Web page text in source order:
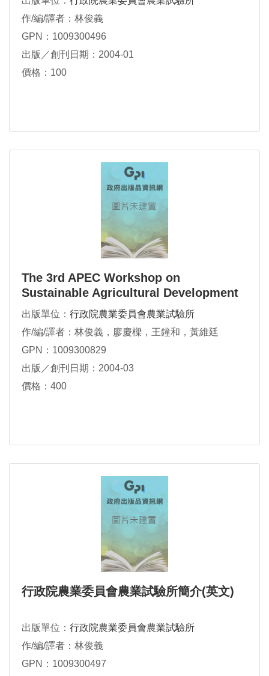
作/編/譯者：林俊義
GPN：1009300496
出版／創刊日期：2004-01
價格：100
The 3rd APEC Workshop on
Sustainable Agricultural Development
出版單位： 行政院農業委員會農業試驗所
作/編/譯者：林俊義，廖慶樑，王鐘和，黃維廷
GPN：1009300829
出版／創刊日期：2004-03
價格：400
行政院農業委員會農業試驗所簡介(英文)
出版單位： 行政院農業委員會農業試驗所
作/編/譯者：林俊義
GPN：1009300497